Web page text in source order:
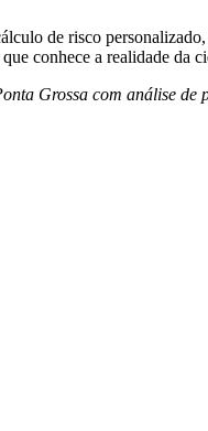
de risco
conhece a realidade da
Grossa com análise